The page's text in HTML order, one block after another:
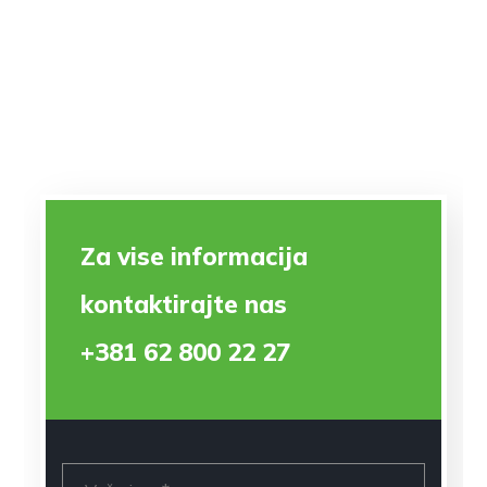
Za vise informacija
kontaktirajte nas
+381 62 800 22 27